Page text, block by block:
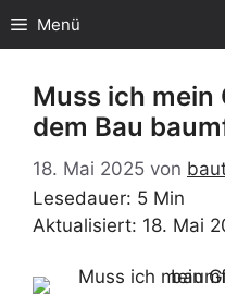
Menü
Muss ich
dem Bau
18. Mai 2025 von
Lesedauer: 5 Min
Aktualisiert: 18. Mai